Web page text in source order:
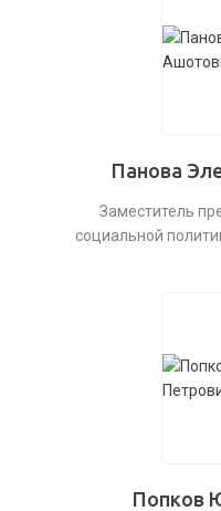
Панова
Заместитель
социальной
Попков